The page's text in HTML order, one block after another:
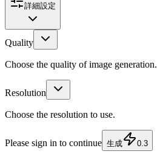
詳細設定
Quality
Choose the quality of image generation.
Resolution
Choose the resolution to use.
Please sign in to continue 生成 0.3